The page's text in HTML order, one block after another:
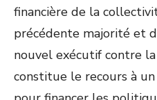
financière de la
précédente majorité et
nouvel exécutif contre
constitue le recours à